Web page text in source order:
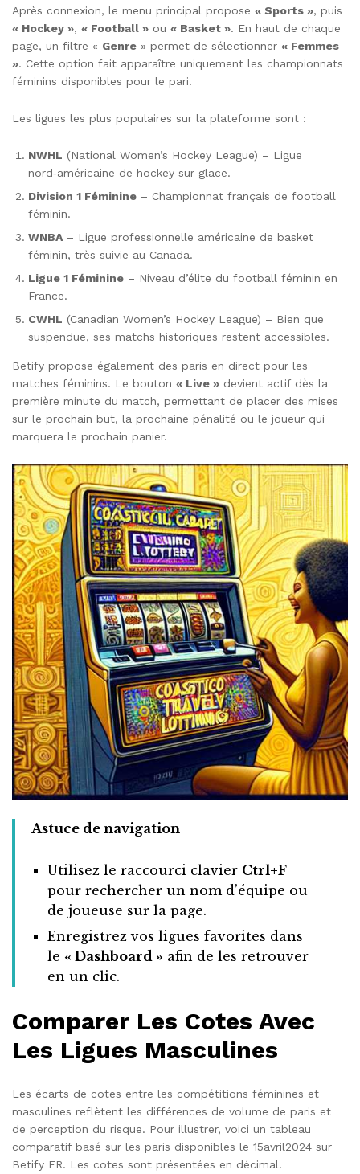
Après connexion, le menu principal propose « Sports », puis
« Hockey », « Football » ou « Basket ». En haut de chaque
page, un filtre « Genre » permet de sélectionner « Femmes
». Cette option fait apparaître uniquement les championnats
féminins disponibles pour le pari.
Les ligues les plus populaires sur la plateforme sont :
NWHL (National Women’s Hockey League) – Ligue
nord‑américaine de hockey sur glace.
Division 1 Féminine – Championnat français de football
féminin.
WNBA – Ligue professionnelle américaine de basket
féminin, très suivie au Canada.
Ligue 1 Féminine – Niveau d’élite du football féminin en
France.
CWHL (Canadian Women’s Hockey League) – Bien que
suspendue, ses matchs historiques restent accessibles.
Betify propose également des paris en direct pour les
matches féminins. Le bouton « Live » devient actif dès la
première minute du match, permettant de placer des mises
sur le prochain but, la prochaine pénalité ou le joueur qui
marquera le prochain panier.
Astuce de navigation
Utilisez le raccourci clavier Ctrl+F
pour rechercher un nom d’équipe ou
de joueuse sur la page.
Enregistrez vos ligues favorites dans
le « Dashboard » afin de les retrouver
en un clic.
Comparer Les Cotes Avec
Les Ligues Masculines
Les écarts de cotes entre les compétitions féminines et
masculines reflètent les différences de volume de paris et
de perception du risque. Pour illustrer, voici un tableau
comparatif basé sur les paris disponibles le 15avril2024 sur
Betify FR. Les cotes sont présentées en décimal.